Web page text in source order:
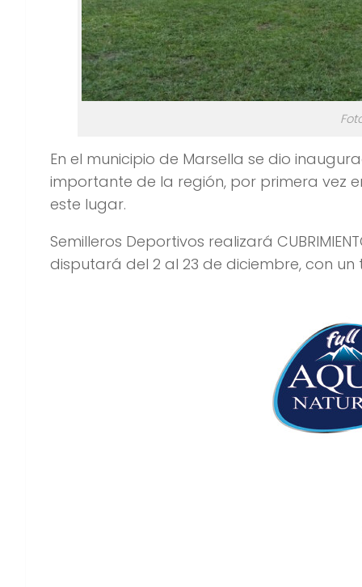
En el municipio de Marsella se dio
importante de la región, por primera vez
este lugar.
Semilleros Deportivos realizará
disputará del 2 al 23 de diciembre, con